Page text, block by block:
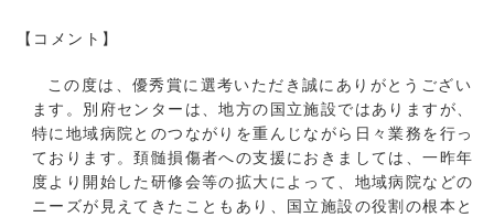
【コメント】
この度は、優秀賞に選考いただき誠にありがとうござい
ます。別府センターは、地方の国立施設ではありますが、
特に地域病院とのつながりを重んじながら日々業務を行っ
ております。頚髄損傷者への支援におきましては、一昨年
度より開始した研修会等の拡大によって、地域病院などの
ニーズが見えてきたこともあり、国立施設の役割の根本と